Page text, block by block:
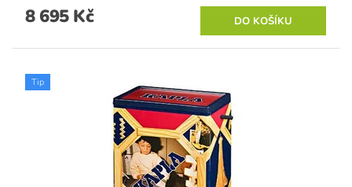
8 695 Kč
Tip